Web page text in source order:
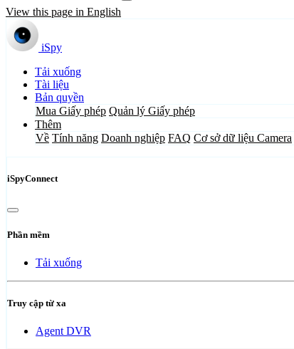
View this page in English
iSpy
Tải xuống
Tài liệu
Bản quyền
Mua Giấy phép Quản lý Giấy phép
Thêm
Về Tính năng Doanh nghiệp FAQ Cơ sở dữ liệu Camera
iSpyConnect
Phần mềm
Tải xuống
Truy cập từ xa
Agent DVR